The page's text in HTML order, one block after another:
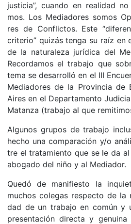
jus­ti­cia”, cuan­do en rea­li­dad
mo­s. Los Me­dia­do­res so­mos
res de Con­flic­to­s. Es­te
cri­te­rio” qui­zás ten­ga su raíz en
de la na­tu­ra­le­za ju­rí­di­ca del
Re­cor­da­mos el tra­ba­jo que
te­ma se de­sa­rro­lló en el III
Me­dia­do­res de la Pro­vin­cia de
Ai­res en el De­par­ta­men­to
Ma­tan­za (tra­ba­jo al que
Al­gu­nos gru­pos de tra­ba­jo
he­cho una com­pa­ra­ción y/o
tre el tra­ta­mien­to que se le da
abo­ga­do del ni­ño y al Me­dia­do­r.
Que­dó de ma­ni­fies­to la
mu­chos co­le­gas res­pec­to de la
dad de un tra­ba­jo en co­mún y
pre­sen­ta­ción di­rec­ta y